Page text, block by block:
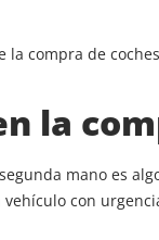
la compra de
la
mano es
con